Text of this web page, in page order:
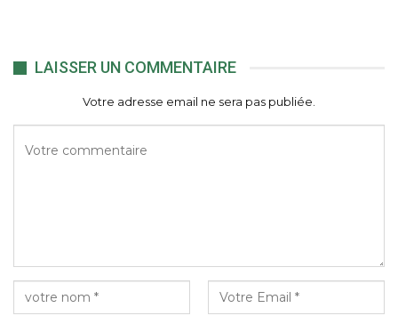
LAISSER UN COMMENTAIRE
Votre adresse email ne sera pas publiée.